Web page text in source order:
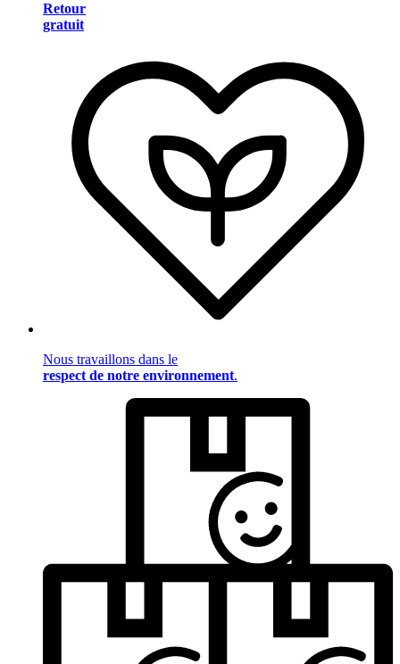
Retour
gratuit
Nous travaillons dans le
respect de notre environnement.